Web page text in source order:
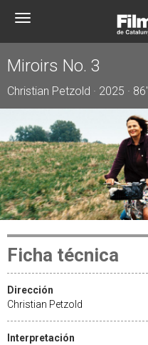
Toggle
Miroirs No. 3
Christian Petzold · 2025 · 86'
Ficha técnica
Dirección
Christian Petzold
Interpretación